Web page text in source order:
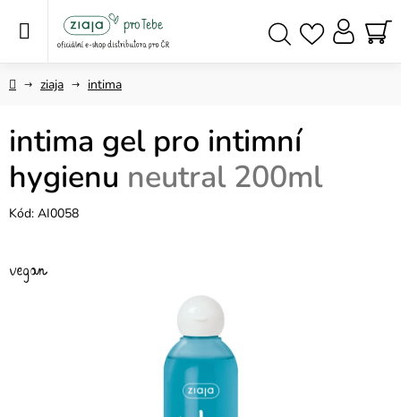
Domůziaja intima
intima gel pro intimní
hygienu neutral 200ml
Kód: AI0058